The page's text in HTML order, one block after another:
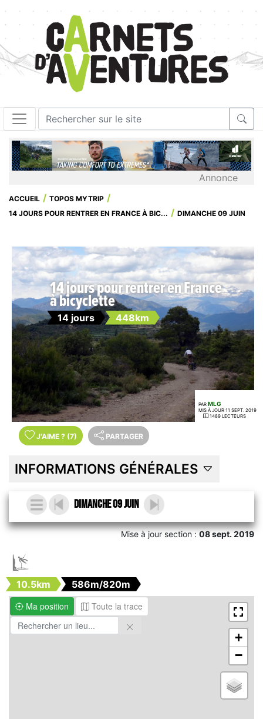
Annonce
ACCUEIL
TOPOS MYTRIP
14 JOURS POUR RENTRER EN FRANCE À BIC...
DIMANCHE 09 JUIN
14 jours pour rentrer en France
à bicyclette
14 jours 448km
PAR MLG
MIS À JOUR 11 SEPT. 2019
1489 LECTEURS
J'AIME ? (7) PARTAGER
INFORMATIONS GÉNÉRALES
Dimanche 09 Juin
Mise à jour section : 08 sept. 2019

10.5km
586m/820m
Ma position
Toute la trace
+
−